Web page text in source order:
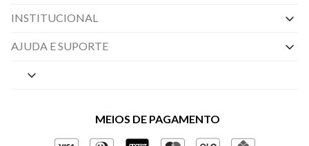
INSTITUCIONAL
Nossas Lojas
Políticas de Privacidade
Gestão de Privacidade
AJUDA E SUPORTE
Central de Preferências
Perguntas frequentes
Regulamentos e Promoções
MEIOS DE PAGAMENTO